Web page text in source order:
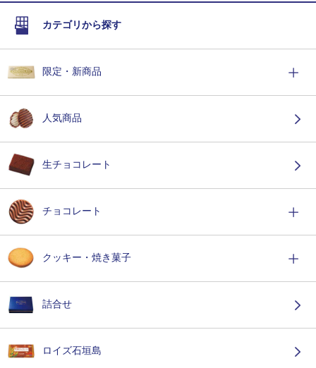
カテゴリから探す
限定・新商品
人気商品
生チョコレート
チョコレート
クッキー・焼き菓子
詰合せ
ロイズ石垣島